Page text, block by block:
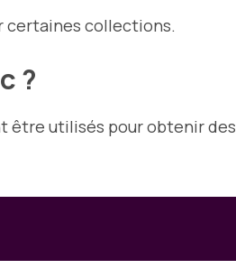
certaines collections.
?
être utilisés pour obtenir des